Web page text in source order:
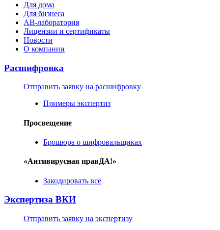
Для дома
Для бизнеса
АВ-лаборатория
Лицензии и сертификаты
Новости
О компании
Расшифровка
Отправить заявку на расшифровку
Примеры экспертиз
Просвещение
Брошюра о шифровальщиках
«Антивирусная правДА!»
Закодировать все
Экспертиза ВКИ
Отправить заявку на экспертизу